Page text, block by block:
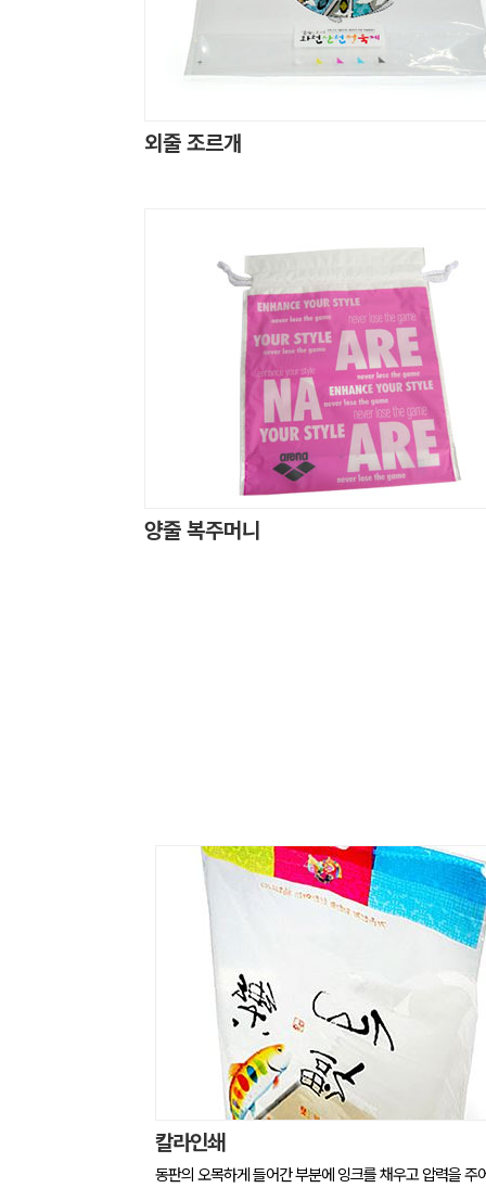
외줄 조르개
양줄 복주머니
칼라인쇄
동판의 오목하게 들어간 부분에 잉크를 채우고 압력을 주